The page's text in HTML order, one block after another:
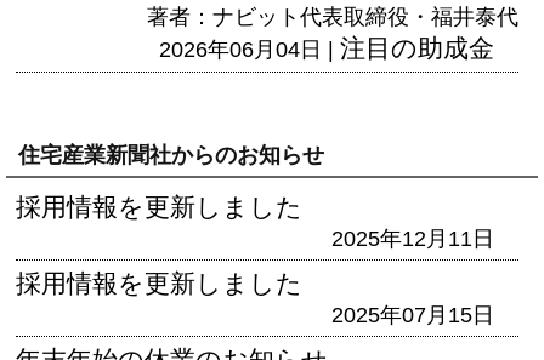
著者：ナビット代表取締役・福井泰代
2026年06月04日 | 注目の助成金
住宅産業新聞社からのお知らせ
採用情報を更新しました
2025年12月11日
採用情報を更新しました
2025年07月15日